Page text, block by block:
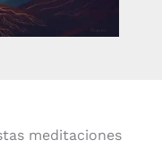
meditaciones